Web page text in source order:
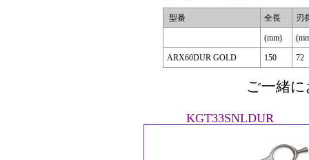
型番 全長 刃
(mm)
ARX60DUR GOLD 150 72
ご一緒
KGT33SNLDUR